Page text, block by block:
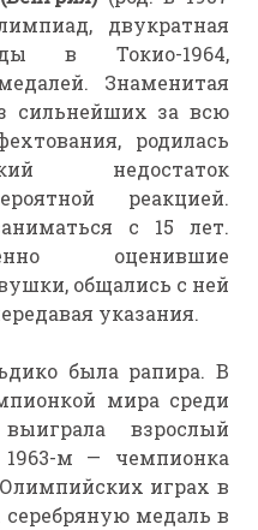
двукратная
в Токио-1964,
Знаменитая
сильнейших за всю
родилась
недостаток
реакцией.
с 15 лет.
оценившие
общались с ней
указания.
была рапира. В
мира среди
взрослый
м — чемпионка
играх в
серебряную медаль в